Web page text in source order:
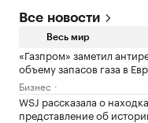
Все новости
Весь мир
«Газпром» заметил
объему запасов газа в
Бизнес
WSJ рассказала о
представление об